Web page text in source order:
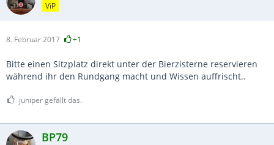
ViP
8. Februar 2017 +1
Bitte einen Sitzplatz direkt unter der Bierzisterne reservieren
während ihr den Rundgang macht und Wissen auffrischt..
juniper gefällt das.
BP79